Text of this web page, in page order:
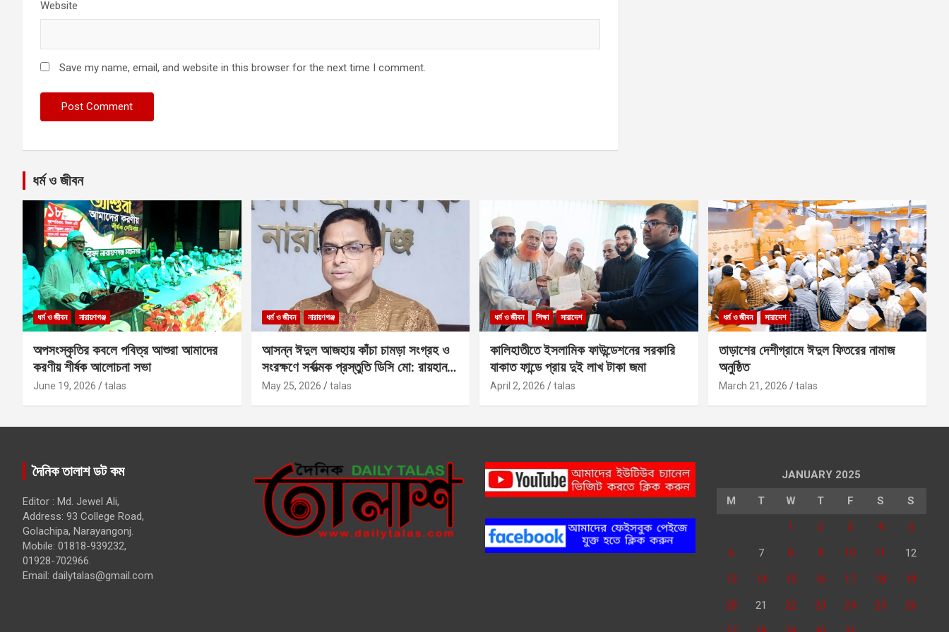
Website
Save my name, email, and website in this browser for the next time I comment.
ধর্ম ও জীবন
ধর্ম ও জীবন নারায়ণগঞ্জ
অপসংস্কৃতির কবলে পবিত্র আশুরা আমাদের
করণীয় শীর্ষক আলোচনা সভা
June 19, 2026 talas
ধর্ম ও জীবন নারায়ণগঞ্জ
আসন্ন ঈদুল আজহায় কাঁচা চামড়া সংগ্রহ ও
সংরক্ষণে সর্বাত্মক প্রস্তুতি ডিসি মো: রায়হান
কবির
May 25, 2026 talas
ধর্ম ও জীবন শিক্ষা সারাদেশ
কালিহাতীতে ইসলামিক ফাউন্ডেশনের সরকারি
যাকাত ফান্ডে প্রায় দুই লাখ টাকা জমা
April 2, 2026 talas
ধর্ম ও জীবন সারাদেশ
তাড়াশের দেশীগ্রামে ঈদুল ফিতরের নামাজ
অনুষ্ঠিত
March 21, 2026 talas
দৈনিক তালাশ ডট কম
Editor : Md. Jewel Ali,
Address: 93 College Road,
Golachipa, Narayangonj.
Mobile: 01818-939232,
01928-702966.
Email: dailytalas@gmail.com
JANUARY 2025
M T W T F S S
1 2 3 4 5
6 7 8 9 10 11 12
13 14 15 16 17 18 19
20 21 22 23 24 25 26